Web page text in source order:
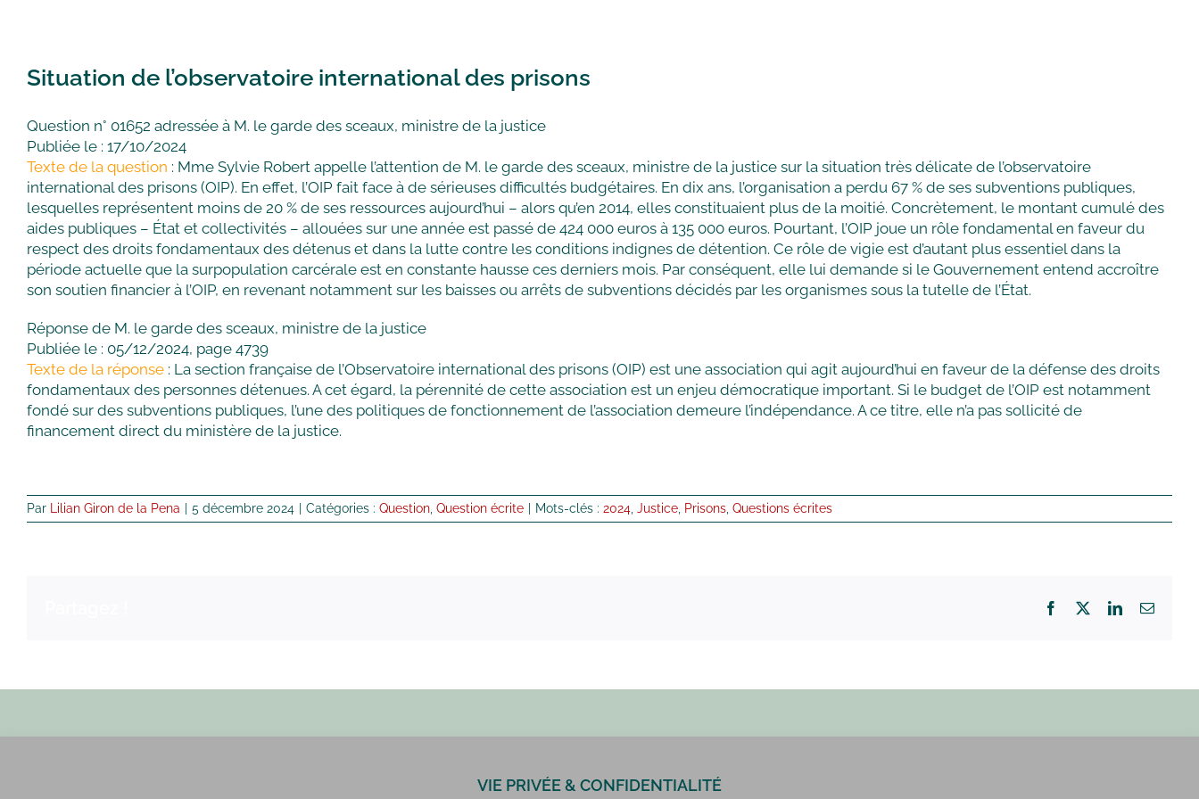
Situation de l’observatoire international des prisons
Question n° 01652 adressée à M. le garde des sceaux, ministre de la justice
Publiée le : 17/10/2024
Texte de la question : Mme Sylvie Robert appelle l’attention de M. le garde des sceaux, ministre de la justice sur la situation très délicate de l’observatoire
international des prisons (OIP). En effet, l’OIP fait face à de sérieuses difficultés budgétaires. En dix ans, l’organisation a perdu 67 % de ses subventions publiques,
lesquelles représentent moins de 20 % de ses ressources aujourd’hui – alors qu’en 2014, elles constituaient plus de la moitié. Concrètement, le montant cumulé des
aides publiques – État et collectivités – allouées sur une année est passé de 424 000 euros à 135 000 euros. Pourtant, l’OIP joue un rôle fondamental en faveur du
respect des droits fondamentaux des détenus et dans la lutte contre les conditions indignes de détention. Ce rôle de vigie est d’autant plus essentiel dans la
période actuelle que la surpopulation carcérale est en constante hausse ces derniers mois. Par conséquent, elle lui demande si le Gouvernement entend accroître
son soutien financier à l’OIP, en revenant notamment sur les baisses ou arrêts de subventions décidés par les organismes sous la tutelle de l’État.
Réponse de M. le garde des sceaux, ministre de la justice
Publiée le : 05/12/2024, page 4739
Texte de la réponse: La section française de l’Observatoire international des prisons (OIP) est une association qui agit aujourd’hui en faveur de la défense des droits
fondamentaux des personnes détenues. A cet égard, la pérennité de cette association est un enjeu démocratique important. Si le budget de l’OIP est notamment
fondé sur des subventions publiques, l’une des politiques de fonctionnement de l’association demeure l’indépendance. A ce titre, elle n’a pas sollicité de
financement direct du ministère de la justice.
Par Lilian Giron de la Pena 5 décembre 2024 Catégories : Question Question écrite Mots-clés : 2024 Justice Prisons Questions écrites
Facebook LinkedInEmail
VIE PRIVÉE & CONFIDENTIALITÉ